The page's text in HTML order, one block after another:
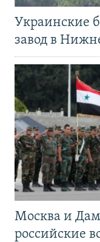
Украинские
завод в
Москва и
российские